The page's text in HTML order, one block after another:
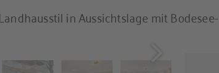
in Aussichtslage mit